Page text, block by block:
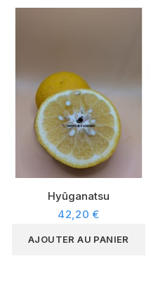
Hyûganatsu
42,20 €
AJOUTER AU PANIER